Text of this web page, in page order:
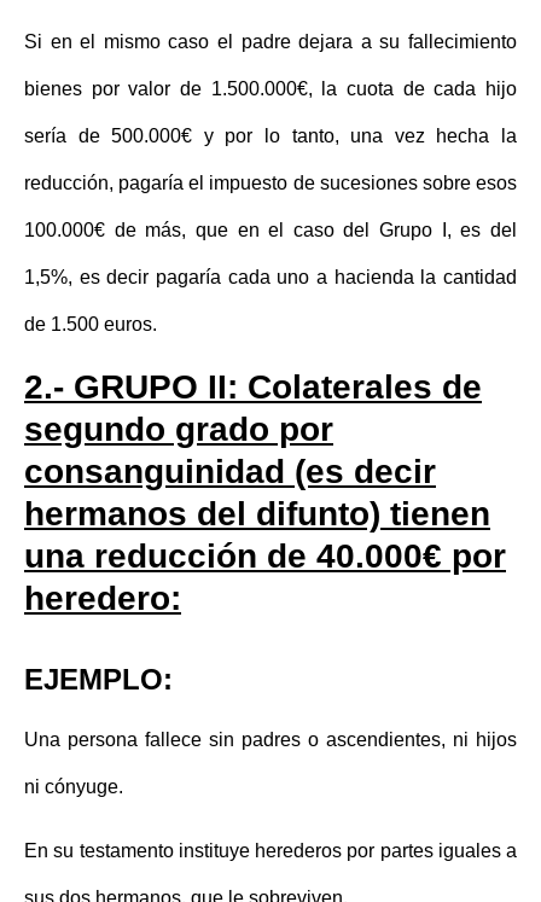
Si en el mismo caso el padre dejara a su fallecimiento
bienes por valor de 1.500.000€, la cuota de cada hijo
sería de 500.000€ y por lo tanto, una vez hecha la
reducción, pagaría el impuesto de sucesiones sobre esos
100.000€ de más, que en el caso del Grupo I, es del
1,5%, es decir pagaría cada uno a hacienda la cantidad
de 1.500 euros.
2.- GRUPO II: Colaterales de
segundo grado por
consanguinidad (es decir
hermanos del difunto) tienen
una reducción de 40.000€ por
heredero:
EJEMPLO:
Una persona fallece sin padres o ascendientes, ni hijos
ni cónyuge.
En su testamento instituye herederos por partes iguales a